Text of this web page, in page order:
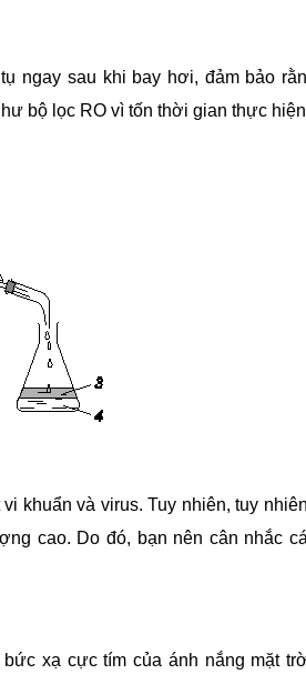
ngay sau khi bay hơi, đảm bảo
bộ lọc RO vì tốn thời gian thực
khuẩn và virus. Tuy nhiên, tuy
cao. Do đó, bạn nên cân nhắc
xạ cực tím của ánh nắng mặt